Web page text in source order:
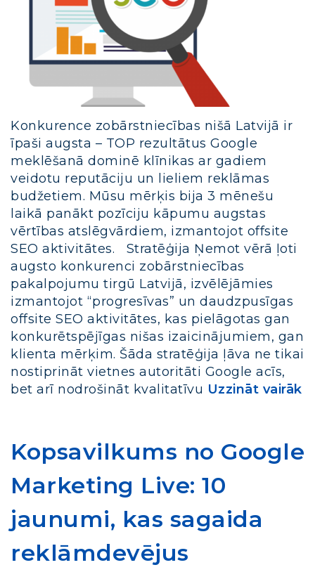
Konkurence zobārstniecības nišā Latvijā ir
īpaši augsta – TOP rezultātus Google
meklēšanā dominē klīnikas ar gadiem
veidotu reputāciju un lieliem reklāmas
budžetiem. Mūsu mērķis bija 3 mēnešu
laikā panākt pozīciju kāpumu augstas
vērtības atslēgvārdiem, izmantojot offsite
SEO aktivitātes. Stratēģija Ņemot vērā ļoti
augsto konkurenci zobārstniecības
pakalpojumu tirgū Latvijā, izvēlējāmies
izmantojot “progresīvas” un daudzpusīgas
offsite SEO aktivitātes, kas pielāgotas gan
konkurētspējīgas nišas izaicinājumiem, gan
klienta mērķim. Šāda stratēģija ļāva ne tikai
nostiprināt vietnes autoritāti Google acīs,
bet arī nodrošināt kvalitatīvu Uzzināt vairāk
Kopsavilkums no Google
Marketing Live: 10
jaunumi, kas sagaida
reklāmdevējus